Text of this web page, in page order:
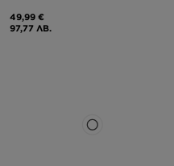
49,99 €
97,77 ЛВ.